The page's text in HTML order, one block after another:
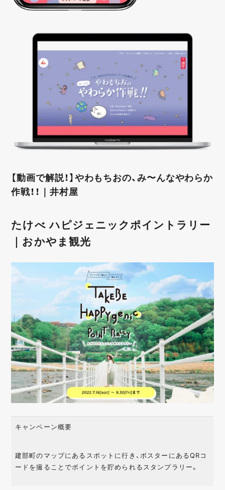
【動画で解説！】やわもちおの、み〜んなやわらか
作戦！！｜井村屋
たけべ ハピジェニックポイントラリー
｜おかやま観光
キャンペーン概要
建部町のマップにあるスポットに行き、ポスターにあるQRコ
ードを撮ることでポイントを貯められるスタンプラリー。